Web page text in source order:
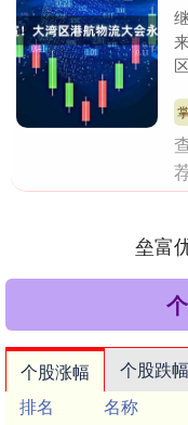
垒富
个股涨幅 个股跌幅
排名
名称